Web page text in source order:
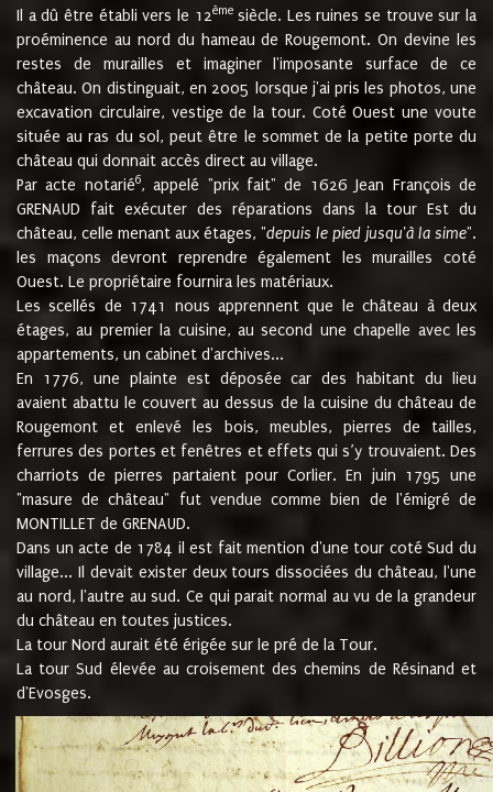
Il a dû être établi vers le 12èmesiècle. Les ruines se trouve sur la
proéminence au nord du hameau de Rougemont. On devine les
restes de murailles et imaginer l'imposante surface de ce
château. On distinguait, en 2005 lorsque j'ai pris les photos, une
excavation circulaire, vestige de la tour. Coté Ouest une voute
située au ras du sol, peut être le sommet de la petite porte du
château qui donnait accès direct au village.
Par acte notarié6, appelé "prix fait" de 1626 Jean François de
GRENAUD fait exécuter des réparations dans la tour Est du
château, celle menant aux étages, "depuis le pied jusqu'à la sime".
les maçons devront reprendre également les murailles coté
Ouest. Le propriétaire fournira les matériaux.
Les scellés de 1741 nous apprennent que le château à deux
étages, au premier la cuisine, au second une chapelle avec les
appartements, un cabinet d'archives...
En 1776, une plainte est déposée car des habitant du lieu
avaient abattu le couvert au dessus de la cuisine du château de
Rougemont et enlevé les bois, meubles, pierres de tailles,
ferrures des portes et fenêtres et effets qui s’y trouvaient. Des
charriots de pierres partaient pour Corlier. En juin 1795 une
"masure de château" fut vendue comme bien de l'émigré de
MONTILLET de GRENAUD.
Dans un acte de 1784 il est fait mention d'une tour coté Sud du
village... Il devait exister deux tours dissociées du château, l'une
au nord, l'autre au sud. Ce qui parait normal au vu de la grandeur
du château en toutes justices.
La tour Nord aurait été érigée sur le pré de la Tour.
La tour Sud élevée au croisement des chemins de Résinand et
d'Evosges.